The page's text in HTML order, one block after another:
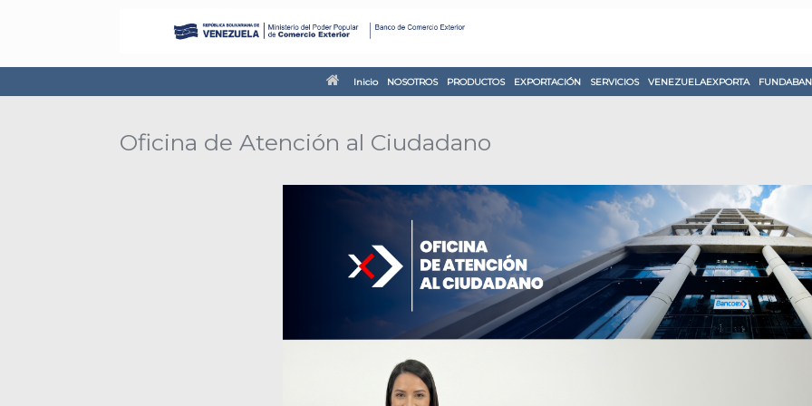
Inicio NOSOTROS PRODUCTOS EXPORTACIÓN SERVICIOS VENEZUELAEXPORTA
Oficina de Atención al Ciudadano